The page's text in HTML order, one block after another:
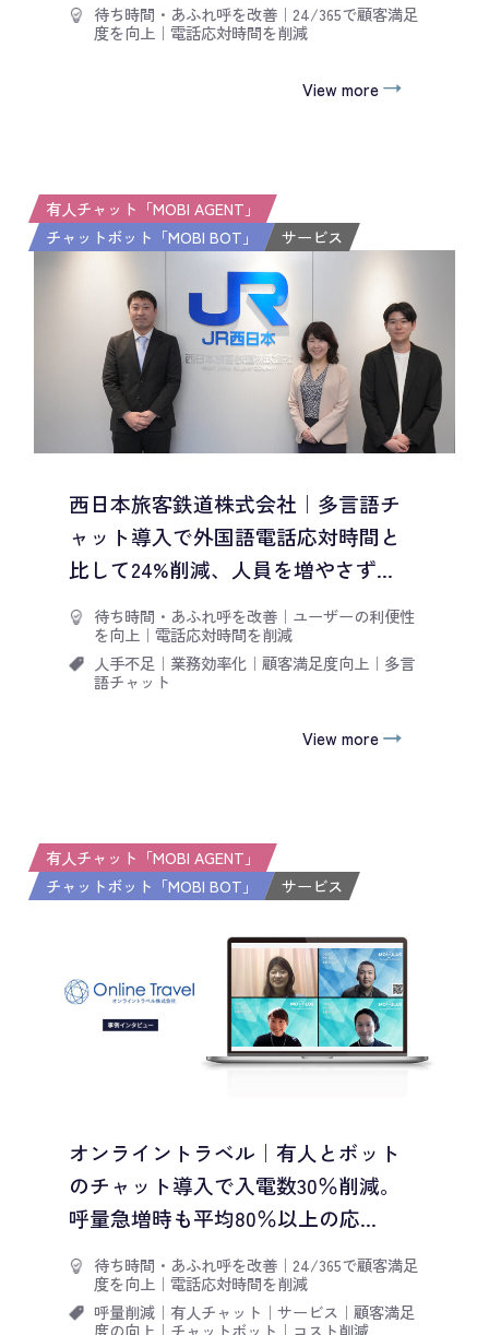
待ち時間・あふれ呼を改善｜ 24/365で顧客満足
度を向上 ｜ 電話応対時間を削減
View more
有人チャット「MOBI AGENT」
チャットボット「MOBI BOT」
サービス
西日本旅客鉄道株式会社｜多言語チ
ャット導入で外国語電話応対時間と
比して24%削減、人員を増やさず...
待ち時間・あふれ呼を改善｜ ユーザーの利便性
を向上 ｜ 電話応対時間を削減
人手不足 ｜ 業務効率化｜ 顧客満足度向上 ｜ 多言
語チャット
View more
有人チャット「MOBI AGENT」
チャットボット「MOBI BOT」
サービス
オンライントラベル｜有人とボット
のチャット導入で入電数30％削減。
呼量急増時も平均80％以上の応...
待ち時間・あふれ呼を改善｜ 24/365で顧客満足
度を向上｜ 電話応対時間を削減
呼量削減｜ 有人チャット ｜ サービス ｜ 顧客満足
度の向上 ｜ チャットボット ｜ コスト削減